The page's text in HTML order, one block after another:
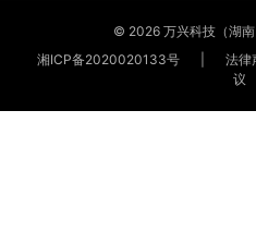
© 2026 万兴科技（湖
湘ICP备2020020133号
法律
议